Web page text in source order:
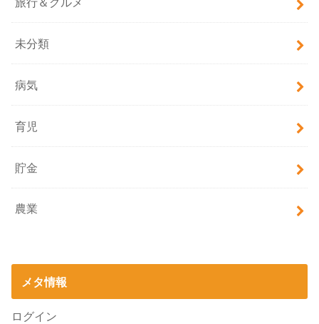
未分類
病気
育児
貯金
農業
メタ情報
ログイン